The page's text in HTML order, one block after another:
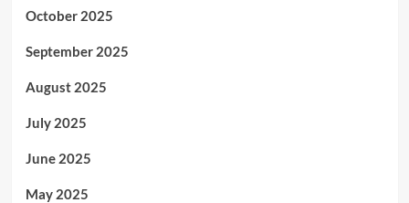
October 2025
September 2025
August 2025
July 2025
June 2025
May 2025